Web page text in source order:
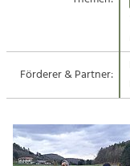
Suche
Impressum
Kontakt
Handwerk,
Förderer & Partner: